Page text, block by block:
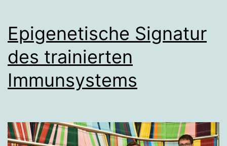
Epigenetische Signatur
des trainierten
Immunsystems